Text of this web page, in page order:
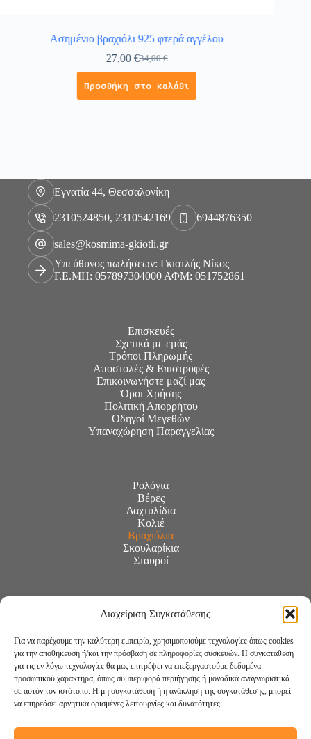
Διαχείριση Συγκατάθεσης
Για να παρέχουμε την καλύτερη εμπειρία, χρησιμοποιούμε τεχνολογίες όπως cookies
για την αποθήκευση ή/και την πρόσβαση σε πληροφορίες συσκευών. Η συγκατάθεση
για τις εν λόγω τεχνολογίες θα μας επιτρέψει να επεξεργαστούμε δεδομένα
προσωπικού χαρακτήρα, όπως συμπεριφορά περιήγησης ή μοναδικά αναγνωριστικά
σε αυτόν τον ιστότοπο. Η μη συγκατάθεση ή η ανάκληση της συγκατάθεσης, μπορεί
να επηρεάσει αρνητικά ορισμένες λειτουργίες και δυνατότητες.
Ασημένιο βραχιόλι 925 φτερά αγγέλου
34,00€
27,00 €
Προσθήκη στο καλάθι
Εγνατία 44, Θεσσαλονίκη
2310524850, 2310542169 6944876350
sales@kosmima-gkiotli.gr
Υπεύθυνος πωλήσεων: Γκιοτλής Νίκος
Γ.Ε.ΜΗ: 057897304000 ΑΦΜ: 051752861
Επισκευές
Σχετικά με εμάς
Τρόποι Πληρωμής
Αποστολές & Επιστροφές
Επικοινωνήστε μαζί μας
Όροι Χρήσης
Πολιτική Απορρήτου
Οδηγοί Μεγεθών
Υπαναχώρηση Παραγγελίας
Ρολόγια
Βέρες
Δαχτυλίδια
Κολιέ
Βραχιόλια
Σκουλαρίκια
Σταυροί